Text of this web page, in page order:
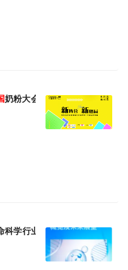
奶粉大会8.12杭州召开
科学行业概览及未来展望》报告